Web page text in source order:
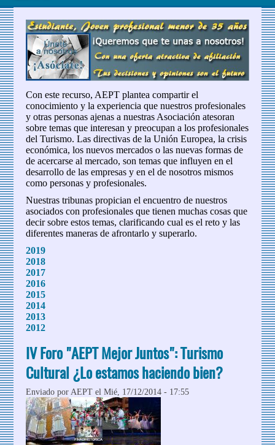
Con este recurso, AEPT plantea compartir el
conocimiento y la experiencia que nuestros profesionales
y otras personas ajenas a nuestras Asociación atesoran
sobre temas que interesan y preocupan a los profesionales
del Turismo. Las directivas de la Unión Europea, la crisis
económica, los nuevos mercados o las nuevas formas de
de acercarse al mercado, son temas que influyen en el
desarrollo de las empresas y en el de nosotros mismos
como personas y profesionales.
Nuestras tribunas propician el encuentro de nuestros
asociados con profesionales que tienen muchas cosas que
decir sobre estos temas, clarificando cual es el reto y las
diferentes maneras de afrontarlo y superarlo.
2019
2018
2017
2016
2015
2014
2013
2012
IV Foro "AEPT Mejor Juntos": Turismo
Cultural ¿Lo estamos haciendo bien?
Enviado porAEPT el Mié, 17/12/2014 - 17:55